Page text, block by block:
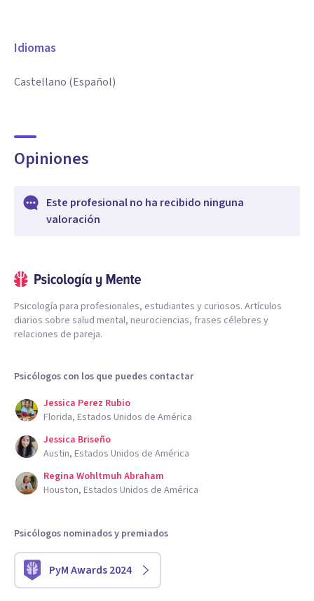
Idiomas
Castellano (Español)
Opiniones
Este profesional no ha recibido ninguna
valoración
Psicología para profesionales, estudiantes y curiosos. Artículos
diarios sobre salud mental, neurociencias, frases célebres y
relaciones de pareja.
Psicólogos con los que puedes contactar
Jessica Perez Rubio
Florida, Estados Unidos de América
Jessica Briseño
Austin, Estados Unidos de América
Regina Wohltmuh Abraham
Houston, Estados Unidos de América
Psicólogos nominados y premiados
PyM Awards 2024